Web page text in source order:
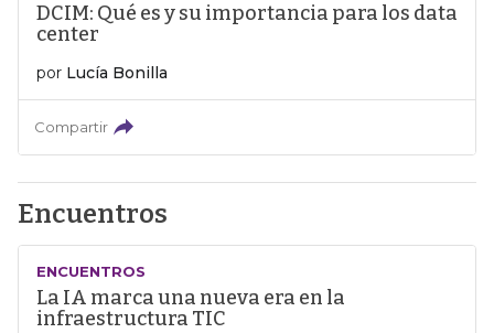
DCIM: Qué es y su importancia para los data
center
por Lucía Bonilla
Compartir
Encuentros
ENCUENTROS
La IA marca una nueva era en la
infraestructura TIC